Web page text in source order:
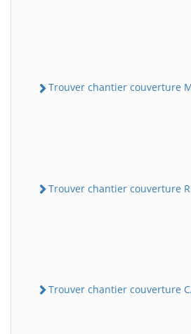
Trouver chantier couverture
Trouver chantier couverture
Trouver chantier couverture